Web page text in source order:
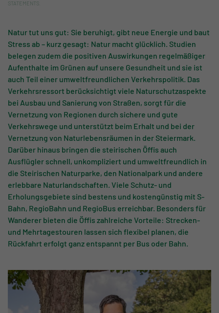
STATEMENTS
Natur tut uns gut: Sie beruhigt, gibt neue Energie und baut
Stress ab – kurz gesagt: Natur macht glücklich. Studien
belegen zudem die positiven Auswirkungen regelmäßiger
Aufenthalte im Grünen auf unsere Gesundheit und sie ist
auch Teil einer umweltfreundlichen Verkehrspolitik. Das
Verkehrsressort berücksichtigt viele Naturschutzaspekte
bei Ausbau und Sanierung von Straßen, sorgt für die
Vernetzung von Regionen durch sichere und gute
Verkehrswege und unterstützt beim Erhalt und bei der
Vernetzung von Naturlebensräumen in der Steiermark.
Darüber hinaus bringen die steirischen Öffis auch
Ausflügler schnell, unkompliziert und umweltfreundlich in
die Steirischen Naturparke, den Nationalpark und andere
erlebbare Naturlandschaften. Viele Schutz- und
Erholungsgebiete sind bestens und kostengünstig mit S-
Bahn, RegioBahn und RegioBus erreichbar. Besonders für
Wanderer bieten die Öffis zahlreiche Vorteile: Strecken-
und Mehrtagestouren lassen sich flexibel planen, die
Rückfahrt erfolgt ganz entspannt per Bus oder Bahn.